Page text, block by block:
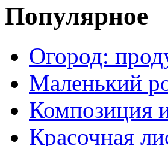
Популярное
Огород:
Маленький
Композиция
Красочная